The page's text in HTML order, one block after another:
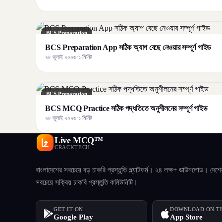
BCS Preparation
BCS Preparation App সঠিক অ্যাপ বেছে নেওয়ার সম্পূর্ণ গাইড
২৮ জুলাই ২০২৬·১ মিনিট
BCS Preparation
BCS MCQ Practice সঠিক পদ্ধতিতে অনুশীলনের সম্পূর্ণ গাইড
২৮ জুলাই ২০২৬·১ মিনিট
Live MCQ™
CRACKTECH
বাংলাদেশের সবচেয়ে বড় চাকরি প্রস্তুতি প্ল্যাটফর্ম। ২৪ লক্ষ+ ডাউনলোড।
সবচেয়ে সক্রিয় চাকরি প্রস্তুতি কমিউনিটি।
GET IT ON
Google Play
DOWNLOAD ON
App Store